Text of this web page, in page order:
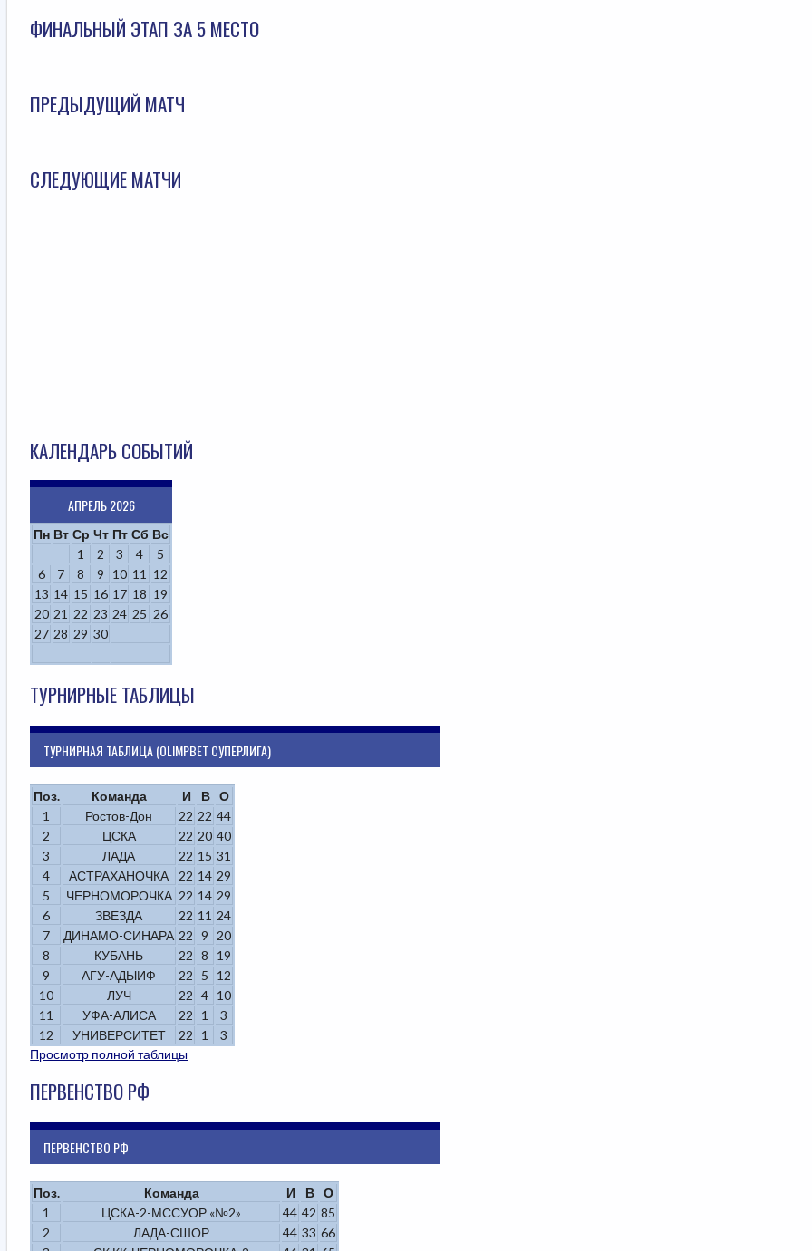
ФИНАЛЬНЫЙ ЭТАП ЗА 5 МЕСТО
ПРЕДЫДУЩИЙ МАТЧ
СЛЕДУЮЩИЕ МАТЧИ
КАЛЕНДАРЬ СОБЫТИЙ
АПРЕЛЬ 2026
Пн Вт Ср Чт Пт Сб Вс
1
2 3 4
5
6
7 8 9 10 11
12
13 14 15 16 17 18 19
20 21 22 23 24 25 26
27 28 29 30
ТУРНИРНЫЕ ТАБЛИЦЫ
ТУРНИРНАЯ ТАБЛИЦА (OLIMPBET СУПЕРЛИГА)
Поз. Команда И В
О
1
Ростов-Дон 22 22 44
2
ЦСКА 22 20 40
3
ЛАДА 22 15 31
4
АСТРАХАНОЧКА 22 14 29
5
ЧЕРНОМОРОЧКА 22 14 29
6
ЗВЕЗДА 22 11 24
7
ДИНАМО-СИНАРА 22 9
20
8
КУБАНЬ 22 8
19
9
АГУ-АДЫИФ 22 5
12
10
ЛУЧ 22 4 10
11
УФА-АЛИСА 22 1
3
12
УНИВЕРСИТЕТ 22 1
3
Просмотр полной таблицы
ПЕРВЕНСТВО РФ
ПЕРВЕНСТВО РФ
Поз. Команда И В
О
1
ЦСКА-2-МССУОР «№2» 44 42 85
2
ЛАДА-СШОР 44 33 66